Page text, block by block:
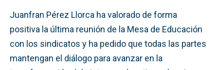
Juanfran Pérez Llorca ha valorado de forma
positiva la última reunión de la Mesa de Educación
con los sindicatos y ha pedido que todas las partes
mantengan el diálogo para avanzar en la